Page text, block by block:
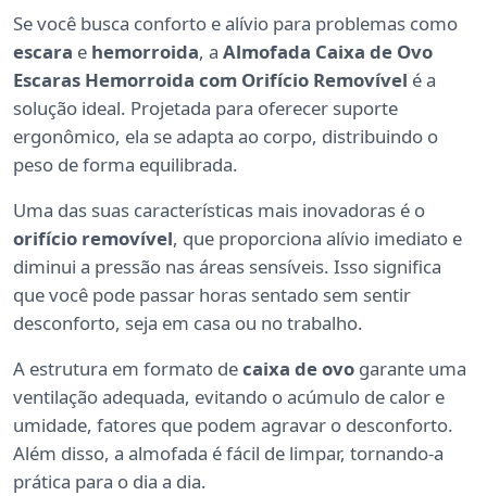
Se você busca conforto e alívio para problemas como
escara e hemorroida, a Almofada Caixa de Ovo
Escaras Hemorroida com Orifício Removível é a
solução ideal. Projetada para oferecer suporte
ergonômico, ela se adapta ao corpo, distribuindo o
peso de forma equilibrada.
Uma das suas características mais inovadoras é o
orifício removível, que proporciona alívio imediato e
diminui a pressão nas áreas sensíveis. Isso significa
que você pode passar horas sentado sem sentir
desconforto, seja em casa ou no trabalho.
A estrutura em formato decaixa de ovo garante uma
ventilação adequada, evitando o acúmulo de calor e
umidade, fatores que podem agravar o desconforto.
Além disso, a almofada é fácil de limpar, tornando-a
prática para o dia a dia.